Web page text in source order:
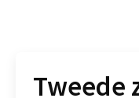
Tweede